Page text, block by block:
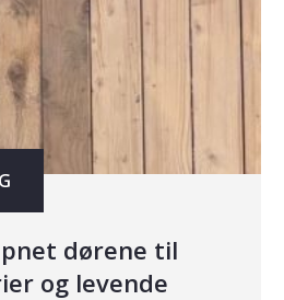
dørene til
og levende